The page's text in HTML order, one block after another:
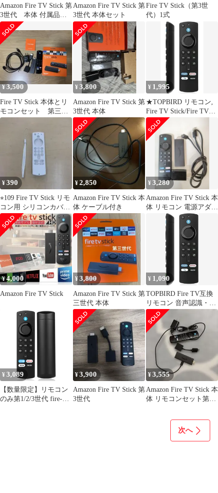
Amazon Fire TV Stick 第
3世代 本体 付属品セ
ット
Amazon Fire TV Stick 第
3世代 本体セット
Fire TV Stick（第3世
代）1式
¥3,500
Fire TV Stick 本体とリ
モコンセット 第三世
代
¥3,800
Amazon Fire TV Stick 第
3世代 本体
¥ 1,995
★TOPBIRD リモコン,
Fire TV Stick/Fire TV
Cube対応, 音声認識機
能付き, プリセットAPP
ボタン搭載, 第2/3世代
4K Max/Lite/4K TV-
Cube（第1&2世代）互
換, 交換用リモコン
（black）
¥390
⭐︎109 Fire TV Stick リモ
コン用 シリコンカバー
ストラップ付き
¥2,850
Amazon Fire TV Stick 本
体 ケーブル付き
¥3,280
Amazon Fire TV Stick 本
体 リモコン 電源アダプ
ターセット
¥4,000
Amazon Fire TV Stick
¥3,800
Amazon Fire TV Stick 第
三世代 本体
¥ 1,090
TOPBIRD Fire TV互換
リモコン 音声認識・ア
プリボタン付 ブラック
¥ 3,089
【数量限定】リモコン
のみ第1/2/3世代 fire-
¥3,900
Amazon Fire TV Stick 第
3世代
¥3,555
Amazon Fire TV Stick 本
体 リモコンセット第3
次へ